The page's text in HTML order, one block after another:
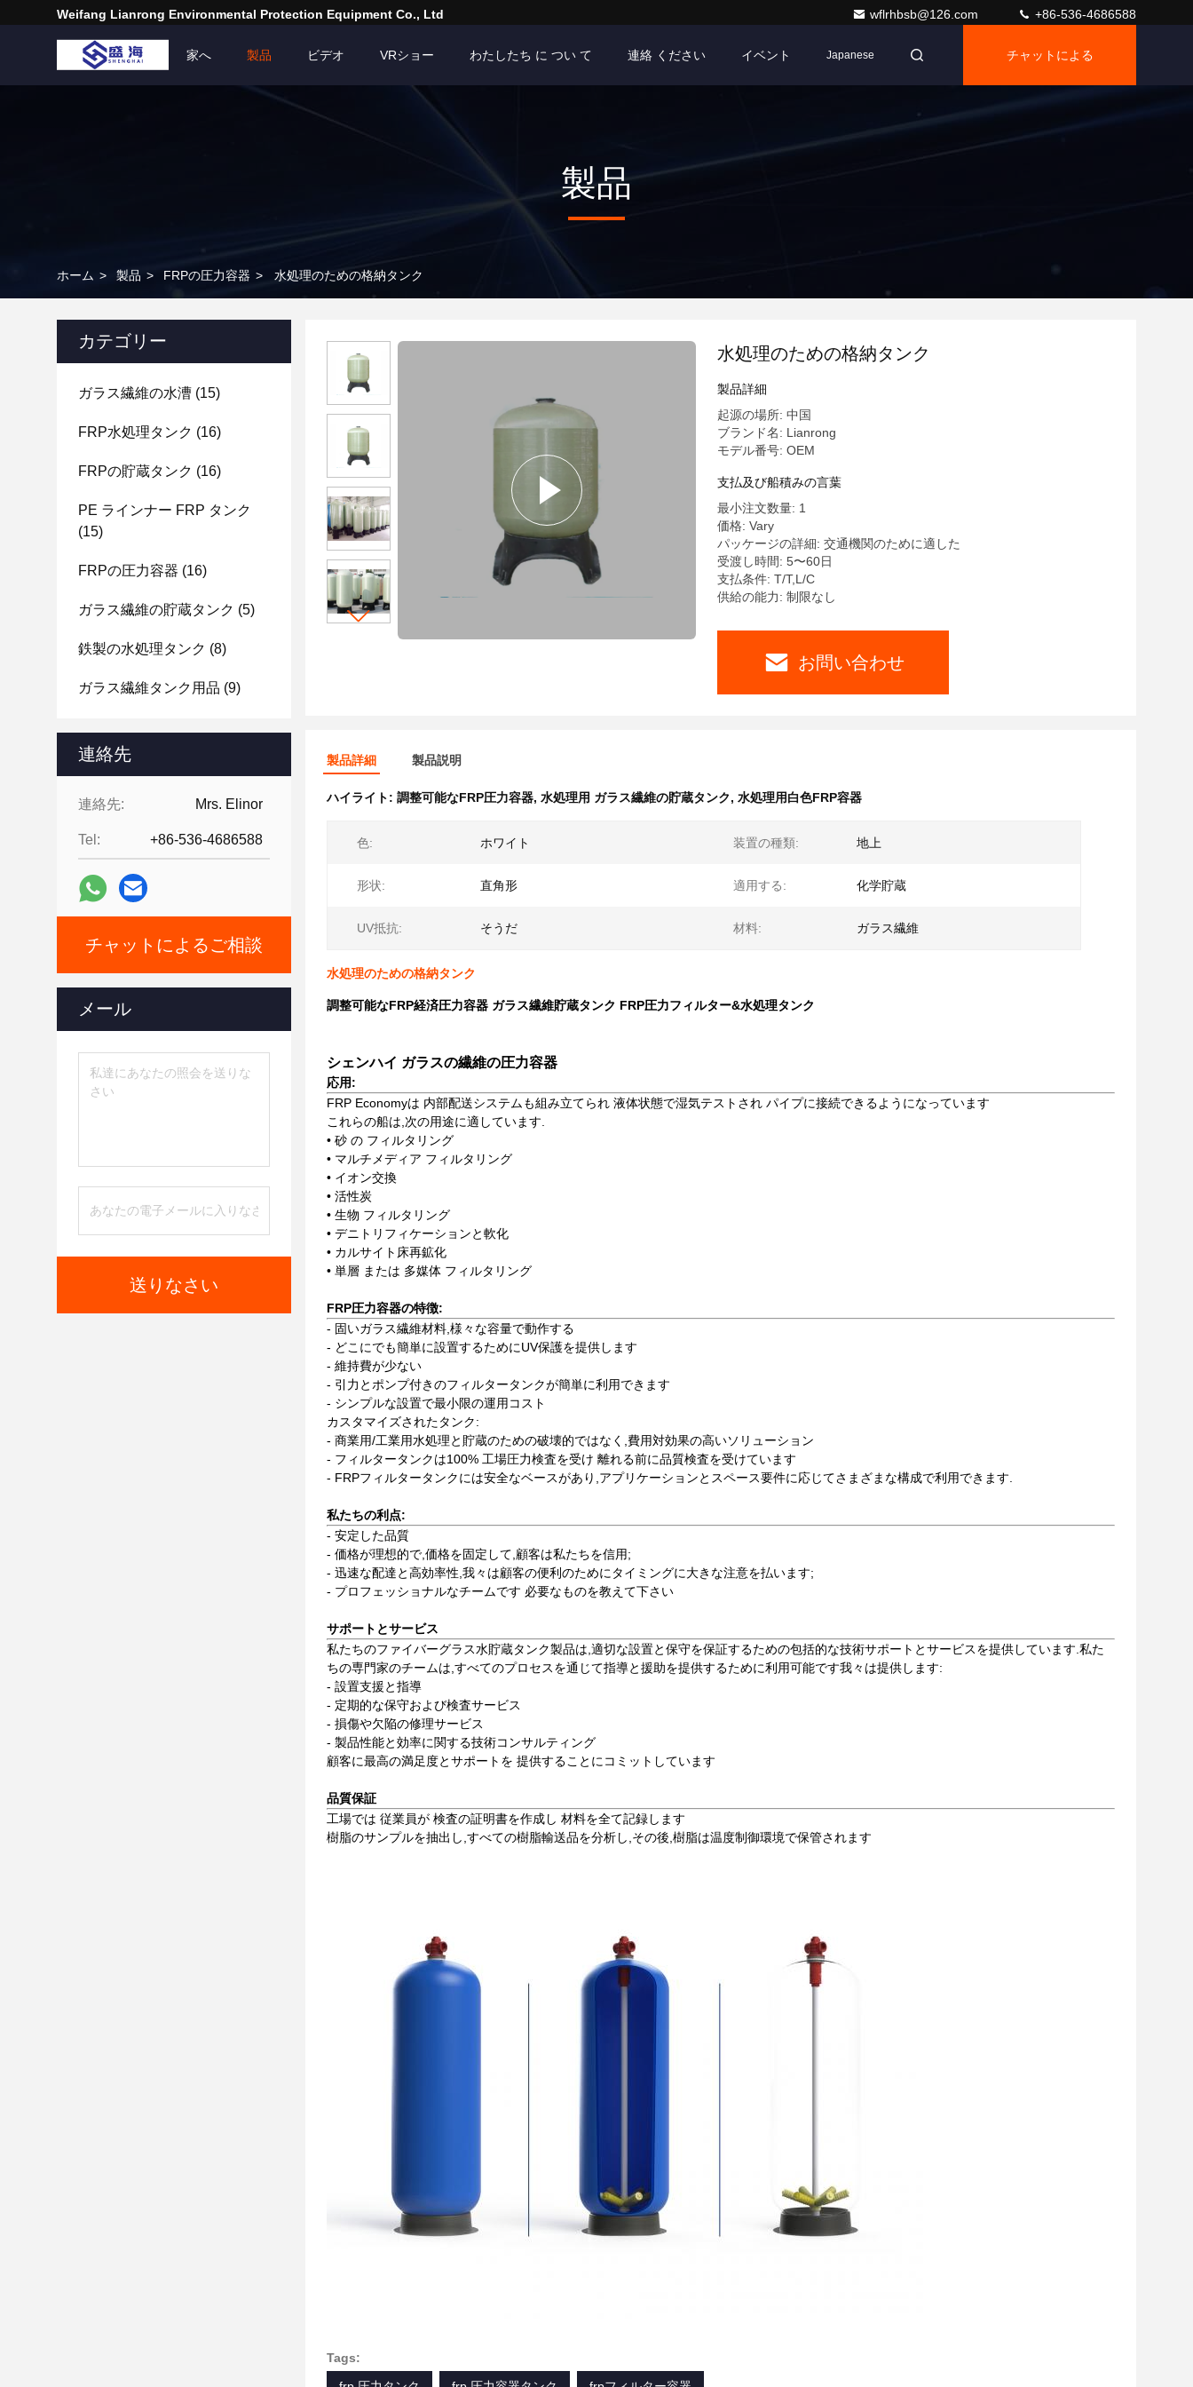
Weifang Lianrong Environmental Protection Equipment Co., Ltd wflrhbsb@126.com +86-536-4686588
家へ 製品 ビデオ VRショー わたしたち に つい て 連絡 ください イベント Japanese チャットによる
製品
ホーム > 製品 > FRPの圧力容器 > 水処理のための格納タンク
カテゴリー
ガラス繊維の水漕 (15)
FRP水処理タンク (16)
FRPの貯蔵タンク (16)
PE ラインナー FRP タンク
(15)
FRPの圧力容器 (16)
ガラス繊維の貯蔵タンク (5)
鉄製の水処理タンク (8)
ガラス繊維タンク用品 (9)
連絡先
連絡先: Mrs. Elinor
Tel: +86-536-4686588
チャットによるご相談
メール
送りなさい
水処理のための格納タンク
製品詳細
起源の場所: 中国
ブランド名: Lianrong
モデル番号: OEM
支払及び船積みの言葉
最小注文数量: 1
価格: Vary
パッケージの詳細: 交通機関のために適した
受渡し時間: 5〜60日
支払条件: T/T,L/C
供給の能力: 制限なし
お問い合わせ
製品詳細 製品説明
ハイライト: 調整可能なFRP圧力容器, 水処理用 ガラス繊維の貯蔵タンク, 水処理用白色FRP容器
色: ホワイト 装置の種類: 地上
形状: 直角形 適用する: 化学貯蔵
UV抵抗: そうだ 材料: ガラス繊維
水処理のための格納タンク
調整可能なFRP経済圧力容器 ガラス繊維貯蔵タンク FRP圧力フィルター&水処理タンク
シェンハイ ガラスの繊維の圧力容器
応用:
FRP Economyは 内部配送システムも組み立てられ 液体状態で湿気テストされ パイプに接続できるようになっています
これらの船は,次の用途に適しています.
• 砂 の フィルタリング
• マルチメディア フィルタリング
• イオン交換
• 活性炭
• 生物 フィルタリング
• デニトリフィケーションと軟化
• カルサイト床再鉱化
• 単層 または 多媒体 フィルタリング
FRP圧力容器の特徴:
- 固いガラス繊維材料,様々な容量で動作する
- どこにでも簡単に設置するためにUV保護を提供します
- 維持費が少ない
- 引力とポンプ付きのフィルタータンクが簡単に利用できます
- シンプルな設置で最小限の運用コスト
カスタマイズされたタンク:
- 商業用/工業用水処理と貯蔵のための破壊的ではなく,費用対効果の高いソリューション
- フィルタータンクは100% 工場圧力検査を受け 離れる前に品質検査を受けています
- FRPフィルタータンクには安全なベースがあり,アプリケーションとスペース要件に応じてさまざまな構成で利用できます.
私たちの利点:
- 安定した品質
- 価格が理想的で,価格を固定して,顧客は私たちを信用;
- 迅速な配達と高効率性,我々は顧客の便利のためにタイミングに大きな注意を払います;
- プロフェッショナルなチームです 必要なものを教えて下さい
サポートとサービス
私たちのファイバーグラス水貯蔵タンク製品は,適切な設置と保守を保証するための包括的な技術サポートとサービスを提供しています.私た
ちの専門家のチームは,すべてのプロセスを通じて指導と援助を提供するために利用可能です我々は提供します:
- 設置支援と指導
- 定期的な保守および検査サービス
- 損傷や欠陥の修理サービス
- 製品性能と効率に関する技術コンサルティング
顧客に最高の満足度とサポートを 提供することにコミットしています
品質保証
工場では 従業員が 検査の証明書を作成し 材料を全て記録します
樹脂のサンプルを抽出し,すべての樹脂輸送品を分析し,その後,樹脂は温度制御環境で保管されます
Tags: